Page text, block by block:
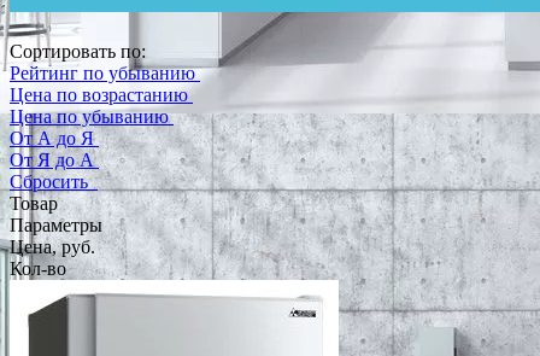
Сортировать по:
Рейтинг по убыванию
Цена по возрастанию
Цена по убыванию
От А до Я
От Я до А
Сбросить
Товар
Параметры
Цена, руб.
Кол-во